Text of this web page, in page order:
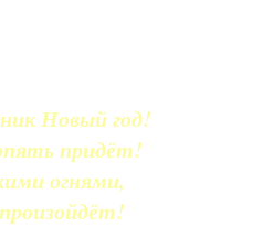
Новый год!
придёт!
огнями,